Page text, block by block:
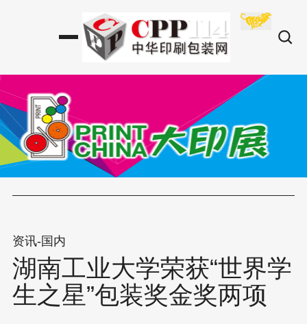
资讯-国内
湖南工业大学荣获“世界学
生之星”包装奖金奖两项